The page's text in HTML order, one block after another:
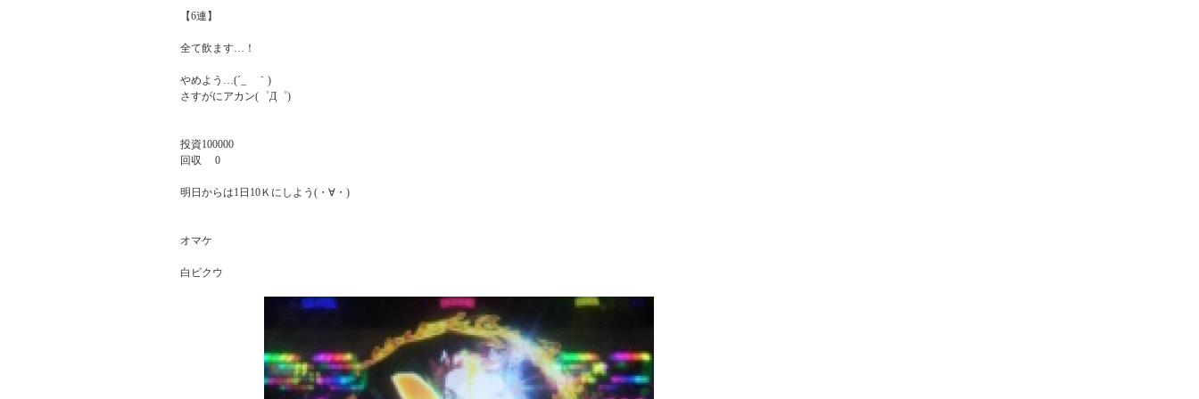
【6連】
全て飲ます…！
やめよう…(´_ゝ｀)
さすがにアカン(゜Д゜)
投資100000
回収     0
明日からは1日10Ｋにしよう(・∀・)
オマケ
白ビクウ